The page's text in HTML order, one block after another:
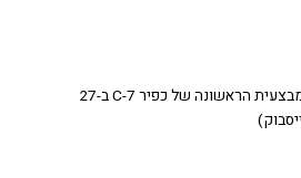
כפיר 539 יוצא לגיחה המבצעית הראשונה של כפיר C-7 ב-27